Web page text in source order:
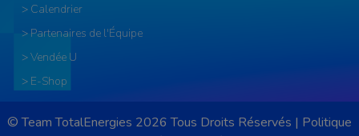
> Calendrier
> Partenaires de l'Équipe
> Vendée U
> E-Shop
© Team TotalEnergies 2026 Tous Droits Réservés | Politique